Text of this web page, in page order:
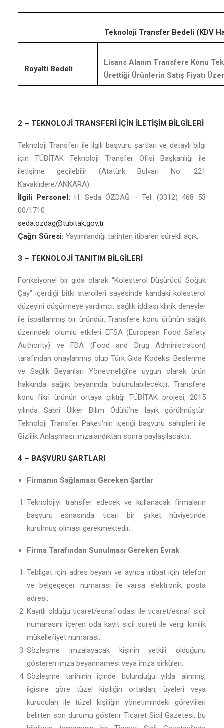
Teknoloji Transfer Bedeli (KDV
Royalti Bedeli
Lisans Alanın Transfere Konu
Ürettiği Ürünlerin Satış Fiyatı
2 – TEKNOLOJİ TRANSFERİ İÇİN İLETİŞİM BİLGİLERİ
Teknoloji Transferi ile ilgili başvuru şartları ve detaylı bilgi
için TÜBİTAK Teknoloji Transfer Ofisi Başkanlığı ile
iletişime geçilebilir (Atatürk Bulvarı No: 221
Kavaklıdere/ANKARA).
İlgili Personel: H. Seda ÖZDAĞ – Tel: (0312) 468 53
00/1710
seda.ozdag@tubitak.gov.tr
Çağrı Süresi: Yayımlandığı tarihten itibaren sürekli açık.
3 – TEKNOLOJİ TANITIM BİLGİLERİ
Fonksiyonel bir gıda olarak “Kolesterol Düşürücü Soğuk
Çay” içerdiği bitki sterolleri sayesinde kandaki kolesterol
düzeyini düşürmeye yardımcı, sağlık iddiası klinik deneyler
ile ispatlanmış bir üründür. Transfere konu ürünün sağlık
üzerindeki olumlu etkileri EFSA (European Food Safety
Authority) ve FDA (Food and Drug Administration)
tarafından onaylanmış olup Türk Gıda Kodeksi Beslenme
ve Sağlık Beyanları Yönetmeliği’ne uygun olarak ürün
hakkında sağlık beyanında bulunulabilecektir. Transfere
konu fikrî ürünün ortaya çıktığı TÜBİTAK projesi, 2015
yılında Sabri Ülker Bilim Ödülü’ne layık görülmüştür.
Teknoloji Transfer Paketi’nin içeriği başvuru sahipleri ile
Gizlilik Anlaşması imzalandıktan sonra paylaşılacaktır.
4 – BAŞVURU ŞARTLARI
Firmanın Sağlaması Gereken Şartlar
Teknolojiyi transfer edecek ve kullanacak firmaların
başvuru esnasında ticari bir şirket hüviyetinde
kurulmuş olması gerekmektedir.
Firma Tarafından Sunulması Gereken Evrak
Tebligat için adres beyanı ve ayrıca irtibat için telefon
ve belgegeçer numarası ile varsa elektronik posta
adresi,
Kayıtlı olduğu ticaret/esnaf odası ile ticaret/esnaf sicil
numarasını içeren oda kayıt sicil sureti ile vergi kimlik
mükellefiyet numarası,
Sözleşme imzalayacak kişinin yetkili olduğunu
gösteren imza beyannamesi veya imza sirküleri,
Sözleşme tarihinin içinde bulunduğu yılda alınmış,
ilgisine göre tüzel kişiliğin ortakları, üyeleri veya
kurucuları ile tüzel kişiliğin yönetimindeki görevlileri
belirten son durumu gösterir Ticaret Sicil Gazetesi, bu